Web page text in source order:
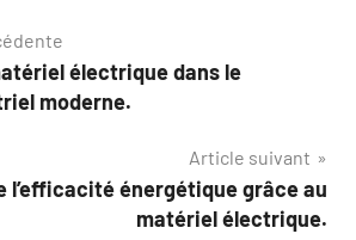
électrique dans le
moderne.
Article suivant
l’efficacité énergétique grâce au
matériel électrique.